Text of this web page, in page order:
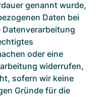
genannt wurde,
Daten bei
oder eine
widerrufen,
sofern wir keine
Gründe für die